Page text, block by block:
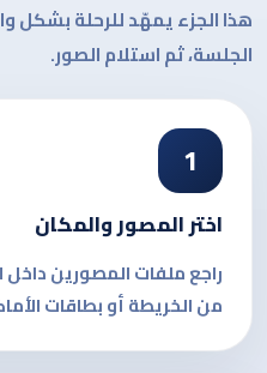
هذا الجزء يمهّد للرحلة بشكل
الجلسة، ثم استلام الصور.
1
اختر المصور والمكان
راجع ملفات المصورين داخل
من الخريطة أو بطاقات